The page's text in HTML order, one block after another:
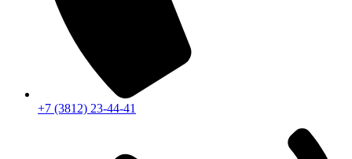
+7 (3812) 23-44-41